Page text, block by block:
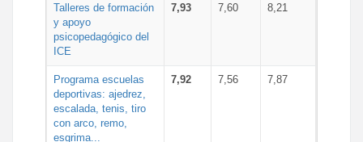
Talleres de formación
y apoyo
psicopedagógico del
ICE
7,93 7,60 8,21
Programa escuelas
deportivas: ajedrez,
escalada, tenis, tiro
con arco, remo,
esgrima...
7,92 7,56 7,87